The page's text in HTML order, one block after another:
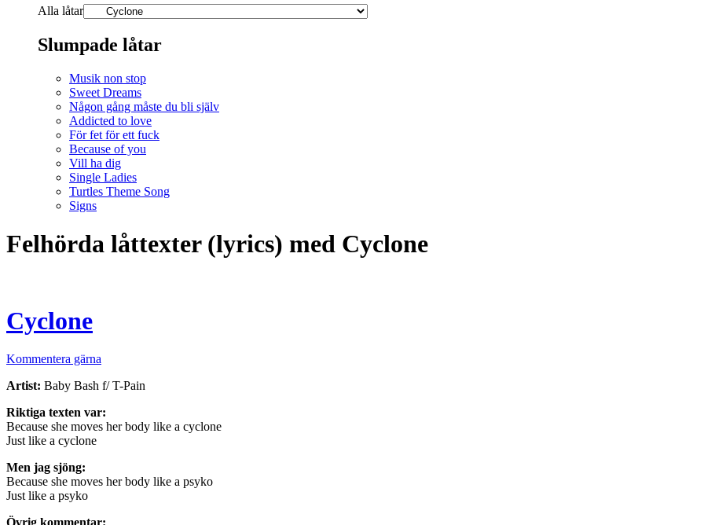
Alla låtar
Slumpade låtar
Musik non stop
Sweet Dreams
Någon gång måste du bli själv
Addicted to love
För fet för ett fuck
Because of you
Vill ha dig
Single Ladies
Turtles Theme Song
Signs
Felhörda låttexter (lyrics) med Cyclone
Cyclone
Kommentera gärna
Artist: Baby Bash f/ T-Pain
Riktiga texten var:
Because she moves her body like a cyclone
Just like a cyclone
Men jag sjöng:
Because she moves her body like a psyko
Just like a psyko